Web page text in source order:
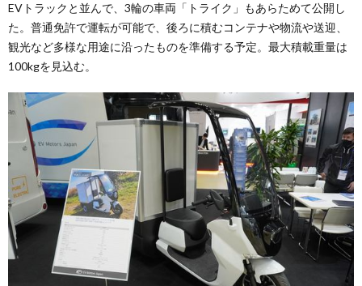
EVトラックと並んで、3輪の車両「トライク」もあらためて公開し
た。普通免許で運転が可能で、後ろに積むコンテナや物流や送迎、
観光など多様な用途に沿ったものを準備する予定。最大積載重量は
100kgを見込む。